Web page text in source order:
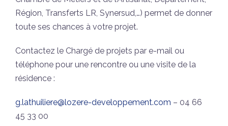
Région, Transferts LR, Synersud,…) permet de donner
toute ses chances à votre projet.
Contactez le Chargé de projets par e-mail ou
téléphone pour une rencontre ou une visite de la
résidence :
g.lathuiliere@lozere-developpement.com – 04 66
45 33 00